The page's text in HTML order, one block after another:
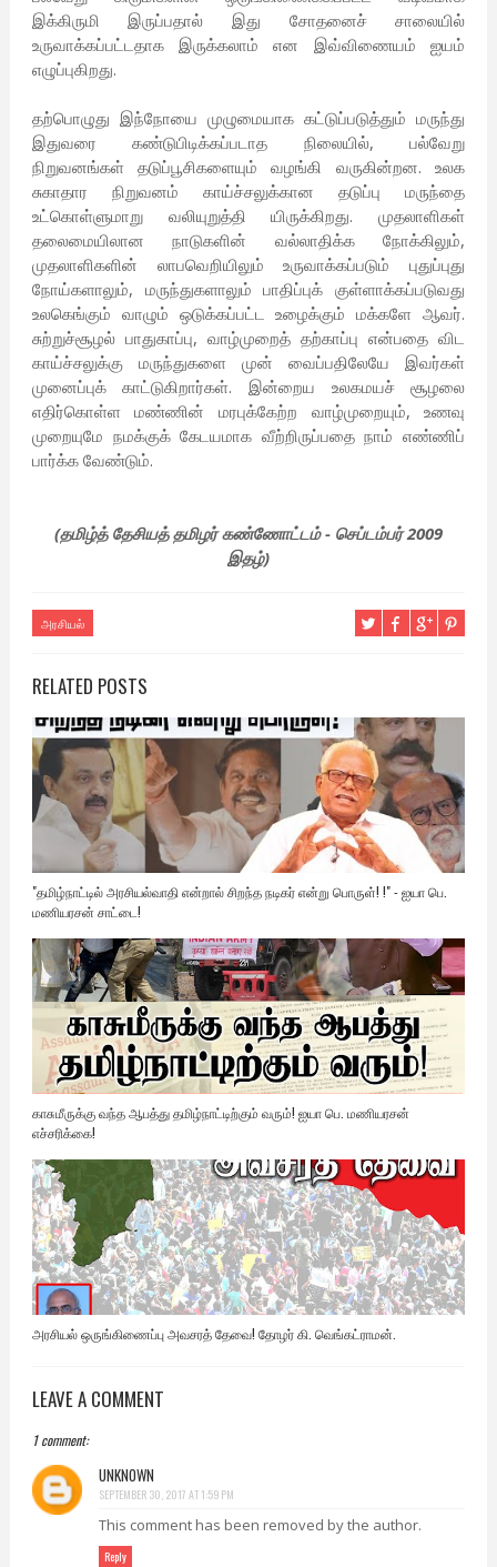
இக்கிருமி இருப்பதால் இது சோதனைச் சாலையில்
உருவாக்கப்பட்டதாக இருக்கலாம் என இவ்விணையம் ஐயம்
எழுப்புகிறது.
தற்பொழுது இந்நோயை முழுமையாக கட்டுப்படுத்தும் மருந்து
இதுவரை கண்டுபிடிக்கப்படாத நிலையில், பல்வேறு
நிறுவனங்கள் தடுப்பூசிகளையும் வழங்கி வருகின்றன. உலக
சுகாதார நிறுவனம் காய்ச்சலுக்கான தடுப்பு மருந்தை
உட்கொள்ளுமாறு வலியுறுத்தி யிருக்கிறது. முதலாளிகள்
தலைமையிலான நாடுகளின் வல்லாதிக்க நோக்கிலும்,
முதலாளிகளின் லாபவெறியிலும் உருவாக்கப்படும் புதுப்புது
நோய்களாலும், மருந்துகளாலும் பாதிப்புக் குள்ளாக்கப்படுவது
உலகெங்கும் வாழும் ஒடுக்கப்பட்ட உழைக்கும் மக்களே ஆவர்.
சுற்றுச்சூழல் பாதுகாப்பு, வாழ்முறைத் தற்காப்பு என்பதை விட
காய்ச்சலுக்கு மருந்துகளை முன் வைப்பதிலேயே இவர்கள்
முனைப்புக் காட்டுகிறார்கள். இன்றைய உலகமயச் சூழலை
எதிர்கொள்ள மண்ணின் மரபுக்கேற்ற வாழ்முறையும், உணவு
முறையுமே நமக்குக் கேடயமாக வீற்றிருப்பதை நாம் எண்ணிப்
பார்க்க வேண்டும்.
(தமிழ்த் தேசியத் தமிழர் கண்ணோட்டம் - செப்டம்பர் 2009
இதழ்)
அரசியல்
RELATED POSTS
"தமிழ்நாட்டில் அரசியல்வாதி என்றால் சிறந்த நடிகர் என்று பொருள்! !" - ஐயா பெ.
மணியரசன் சாட்டை!
காசுமீருக்கு வந்த ஆபத்து தமிழ்நாட்டிற்கும் வரும்! ஐயா பெ. மணியரசன்
எச்சரிக்கை!
அரசியல் ஒருங்கிணைப்பு அவசரத் தேவை! தோழர் கி. வெங்கட்ராமன்.
LEAVE A COMMENT
1 comment:
UNKNOWN
SEPTEMBER 30, 2017 AT 1:59 PM
This comment has been removed by the author.
Reply